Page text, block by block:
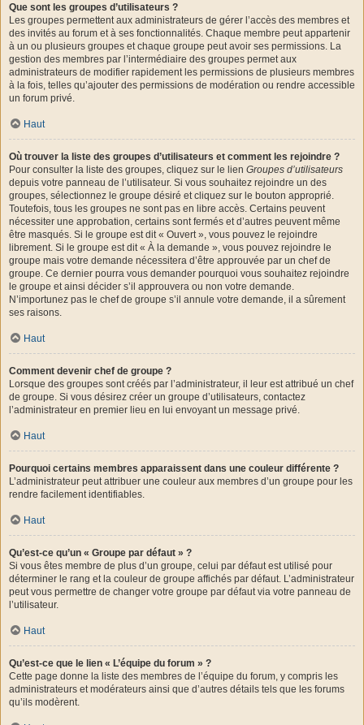
Que sont les groupes d’utilisateurs ?
Les groupes permettent aux administrateurs de gérer l’accès des membres et
des invités au forum et à ses fonctionnalités. Chaque membre peut appartenir
à un ou plusieurs groupes et chaque groupe peut avoir ses permissions. La
gestion des membres par l’intermédiaire des groupes permet aux
administrateurs de modifier rapidement les permissions de plusieurs membres
à la fois, telles qu’ajouter des permissions de modération ou rendre accessible
un forum privé.
Haut
Où trouver la liste des groupes d’utilisateurs et comment les rejoindre ?
Pour consulter la liste des groupes, cliquez sur le lien Groupes d’utilisateurs
depuis votre panneau de l’utilisateur. Si vous souhaitez rejoindre un des
groupes, sélectionnez le groupe désiré et cliquez sur le bouton approprié.
Toutefois, tous les groupes ne sont pas en libre accès. Certains peuvent
nécessiter une approbation, certains sont fermés et d’autres peuvent même
être masqués. Si le groupe est dit « Ouvert », vous pouvez le rejoindre
librement. Si le groupe est dit « À la demande », vous pouvez rejoindre le
groupe mais votre demande nécessitera d’être approuvée par un chef de
groupe. Ce dernier pourra vous demander pourquoi vous souhaitez rejoindre
le groupe et ainsi décider s’il approuvera ou non votre demande.
N’importunez pas le chef de groupe s’il annule votre demande, il a sûrement
ses raisons.
Haut
Comment devenir chef de groupe ?
Lorsque des groupes sont créés par l’administrateur, il leur est attribué un chef
de groupe. Si vous désirez créer un groupe d’utilisateurs, contactez
l’administrateur en premier lieu en lui envoyant un message privé.
Haut
Pourquoi certains membres apparaissent dans une couleur différente ?
L’administrateur peut attribuer une couleur aux membres d’un groupe pour les
rendre facilement identifiables.
Haut
Qu’est-ce qu’un « Groupe par défaut » ?
Si vous êtes membre de plus d’un groupe, celui par défaut est utilisé pour
déterminer le rang et la couleur de groupe affichés par défaut. L’administrateur
peut vous permettre de changer votre groupe par défaut via votre panneau de
l’utilisateur.
Haut
Qu’est-ce que le lien « L’équipe du forum » ?
Cette page donne la liste des membres de l’équipe du forum, y compris les
administrateurs et modérateurs ainsi que d’autres détails tels que les forums
qu’ils modèrent.